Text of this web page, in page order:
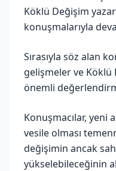
Köklü Değişim
konuşmalarıyla
Sırasıyla söz alan
gelişmeler ve Köklü
önemli
Konuşmacılar, yeni
vesile olması
değişimin ancak
yükselebileceğinin